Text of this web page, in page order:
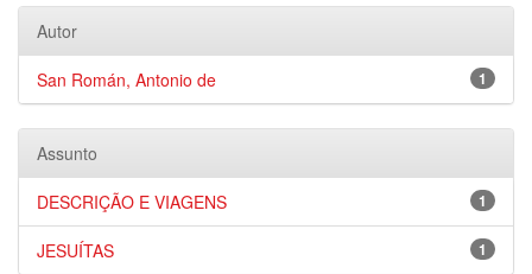
Autor
1
San Román, Antonio de
Assunto
1
DESCRIÇÃO E VIAGENS
1
JESUÍTAS